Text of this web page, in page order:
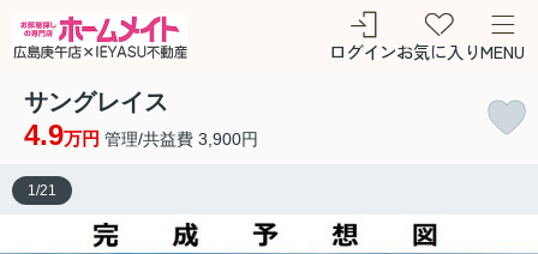
ログインお気に入りMENU
サングレイス
4.9万円 管理/共益費 3,900円
1 /21